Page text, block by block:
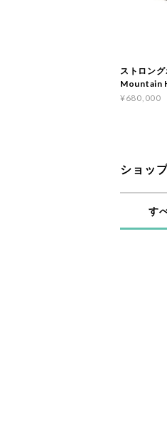
ストロン
Mountain
¥680,000
ショッ
す